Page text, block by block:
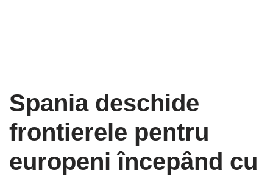
Spania deschide
frontierele pentru
europeni începând cu